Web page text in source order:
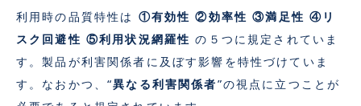
利用時の品質特性は ①有効性 ②効率性 ③満足性 ④リ
スク回避性 ⑤利用状況網羅性 の５つに規定されていま
す。製品が利害関係者に及ぼす影響を特性づけていま
す。なおかつ、“異なる利害関係者”の視点に立つことが